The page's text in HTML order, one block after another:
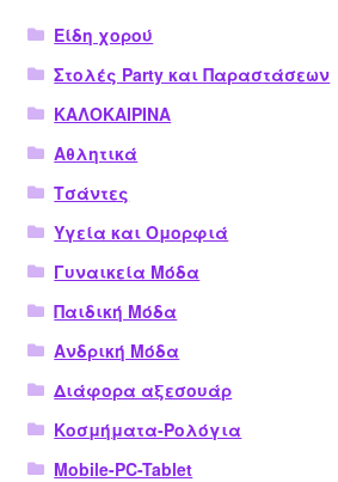
Είδη χορού
Στολές Party και Παραστάσεων
ΚΑΛΟΚΑΙΡΙΝΑ
Αθλητικά
Τσάντες
Υγεία και Ομορφιά
Γυναικεία Μόδα
Παιδική Μόδα
Ανδρική Μόδα
Διάφορα αξεσουάρ
Κοσμήματα-Ρολόγια
Mobile-PC-Tablet